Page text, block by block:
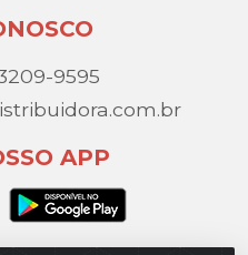
9595
APP